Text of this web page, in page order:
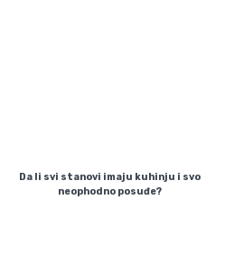
Da li svi stanovi imaju kuhinju i svo
neophodno posuđe?